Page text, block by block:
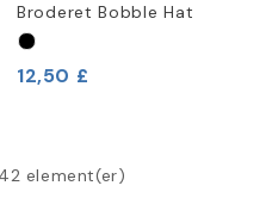
Broderet Bobble Hat
12,50 £
element(er)